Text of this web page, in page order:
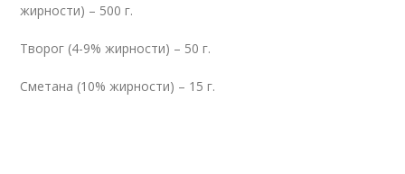
жирности) – 500 г.
Творог (4-9% жирности) – 50 г.
Сметана (10% жирности) – 15 г.